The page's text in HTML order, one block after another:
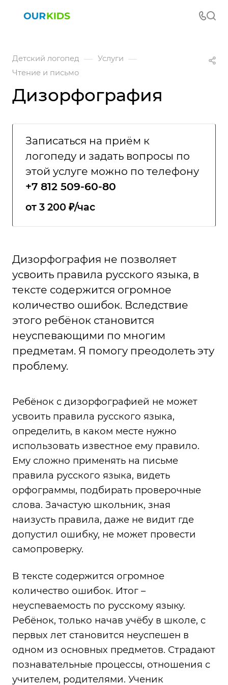
Детский логопед — Услуги —
Чтение и письмо
Дизорфография
Записаться на приём к
логопеду и задать вопросы по
этой услуге можно по телефону
+7 812 509-60-80
от 3 200 ₽/час
Дизорфография не позволяет
усвоить правила русского языка, в
тексте содержится огромное
количество ошибок. Вследствие
этого ребёнок становится
неуспевающими по многим
предметам. Я помогу преодолеть эту
проблему.
Ребёнок с дизорфографией не может
усвоить правила русского языка,
определить, в каком месте нужно
использовать известное ему правило.
Ему сложно применять на письме
правила русского языка, видеть
орфограммы, подбирать проверочные
слова. Зачастую школьник, зная
наизусть правила, даже не видит где
допустил ошибку, не может провести
самопроверку.
В тексте содержится огромное
количество ошибок. Итог –
неуспеваемость по русскому языку.
Ребёнок, только начав учёбу в школе, с
первых лет становится неуспешен в
одном из основных предметов. Страдают
познавательные процессы, отношения с
учителем, родителями. Ученик